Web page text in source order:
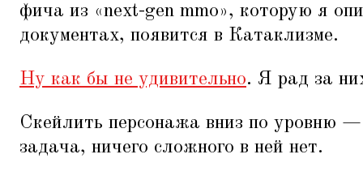
фича из «next-gen mmo», которую я
документах, появится в Катаклизме.
Ну как бы не удивительно. Я рад за
Скейлить персонажа вниз по уровню
задача, ничего сложного в ней нет.